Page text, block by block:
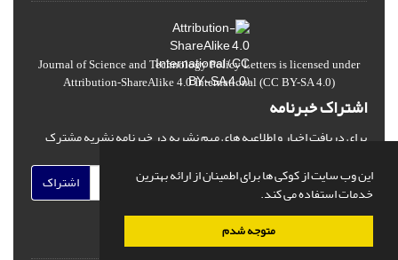
این وب سایت از کوکی ها برای اطمینان از ارائه بهترین
خدمات استفاده می کند.
متوجه شدم
Journal of Science and Technology Policy Letters is licensed under
Attribution-ShareAlike 4.0 International (CC BY-SA 4.0)
اشتراک خبرنامه
برای دریافت اخبار و اطلاعیه های مهم نشریه در خبرنامه نشریه مشترک
اشتراک